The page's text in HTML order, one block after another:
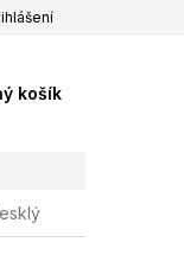
košík